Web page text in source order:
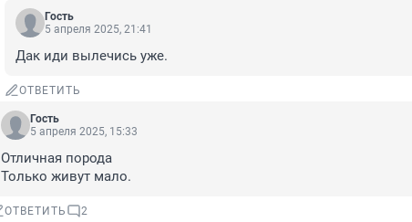
Гость
5 апреля 2025, 21:41
Дак иди вылечись уже.
ОТВЕТИТЬ
Гость
5 апреля 2025, 15:33
Отличная порода
Только живут мало.
ОТВЕТИТЬ 2